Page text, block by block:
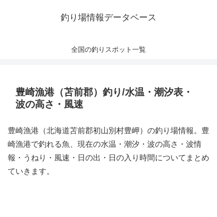
釣り場情報データベース
全国の釣りスポット一覧
豊崎漁港（苫前郡）釣り/水温・潮汐表・
波の高さ・風速
豊崎漁港（北海道苫前郡初山別村豊岬）の釣り場情報。豊
崎漁港で釣れる魚、現在の水温・潮汐・波の高さ・波情
報・うねり・風速・日の出・日の入り時間についてまとめ
ていきます。